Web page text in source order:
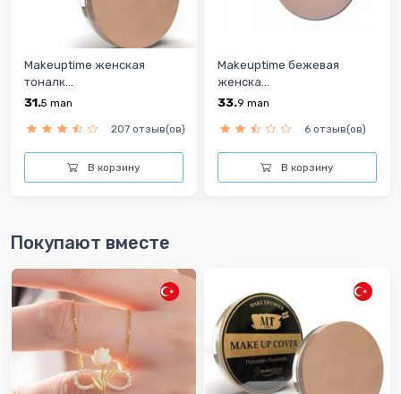
Makeuptime женская
тоналк...
31.5 man
207 отзыв(ов)
В корзину
Makeuptime бежевая
женска...
33.9 man
6 отзыв(ов)
В корзину
Покупают вместе